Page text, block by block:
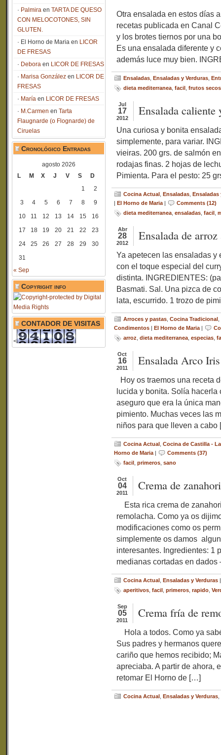
Palmira en TARTA DE QUESO
CON MELOCOTONES, SIN
GLUTEN.
El Horno de Maria en LICOR
DE FRESAS
Debora en LICOR DE FRESAS
Marisa González en LICOR DE
FRESAS
María en LICOR DE FRESAS
M.Carmen en Tarta
Flaugnarde (o Flognarde) de
Ciruelas
Cronológico Entradas
agosto 2026
L
M X J V S
D
1
2
3
4 5 6 7 8
9
10
11 12 13 14 15
16
17
18 19 20 21 22
23
24
25 26 27 28 29
30
31
« Sep
Copyright info
CONTADOR DE VISITAS
<
Otra ensalada en estos días
recetas publicada en Canal
y los brotes tiernos por una
Es una ensalada diferente y
además luce muy bien.
Ensaladas Ensaladas y Verduras
dieta mediterranea facil frutos secos
Jul
17
2012
Ensalada
Una curiosa y bonita
simplemente, para variar.
vieiras. 200 grs. de salmón
rodajas finas. 2 hojas de
Pimienta. Para el pesto: 25
Cocina Actual Ensaladas Ensaladas
| El Horno de Maria |
Comments (12)
dieta mediterranea ensaladas facil
Abr
28
2012
Ensalada de
Ya apetecen las ensaladas y
con el toque especial del
distinta. INGREDIENTES:
Basmati. Sal. Una pizca de
lata, escurrido. 1 trozo de
Arroces y pastas Cocina Tradicional
Condimentos | El Horno de Maria |
arroz dieta mediterranea especias
Oct
16
2011
Ensalada Arco Iris
Hoy os traemos una receta
lucida y bonita. Solía
aseguro que era la única
pimiento. Muchas veces las
niños para que lleven a
Cocina Actual Cocina de Castilla -
Horno de Maria |
Comments (37)
facil primeros sano
Oct
04
2011
Crema de
Esta rica crema de
remolacha. Como ya os
modificaciones como os
simplemente os damos
interesantes. Ingredientes: 1
medianas cortadas en
Cocina Actual Ensaladas y Verduras
aperitivos facil primeros rapido
Sep
05
2011
Crema fría de
Hola a todos. Como ya
Sus padres y hermanos
cariño que hemos recibido;
apreciaba. A partir de ahora,
retomar El Horno de […]
Cocina Actual Ensaladas y Verduras